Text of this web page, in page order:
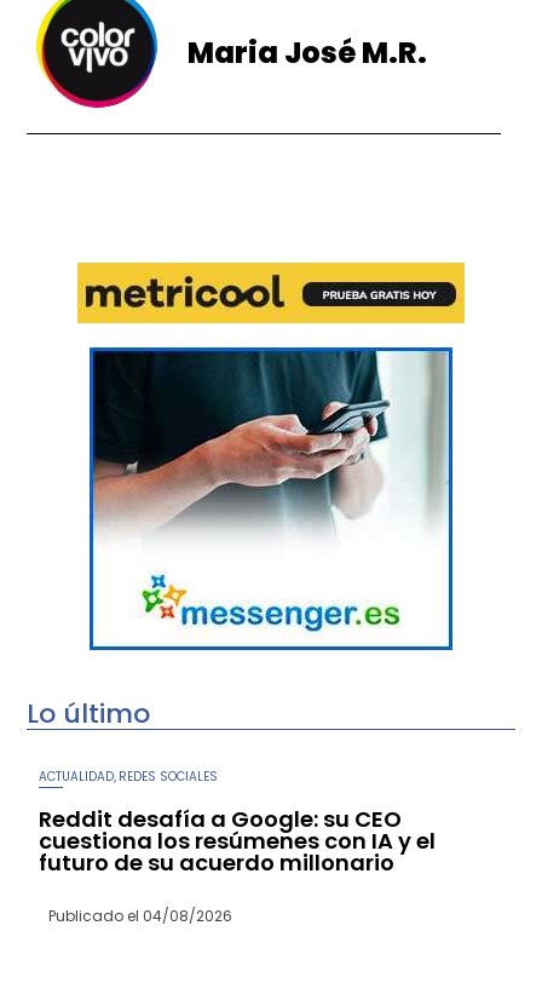
Maria José M.R.
Lo último
ACTUALIDAD REDES SOCIALES
Reddit desafía a Google: su CEO
cuestiona los resúmenes con IA y el
futuro de su acuerdo millonario
Publicado el 04/08/2026